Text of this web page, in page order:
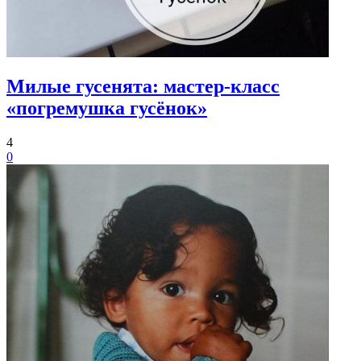
Милые гусенята: мастер-класс
«погремушка гусёнок»
4
0